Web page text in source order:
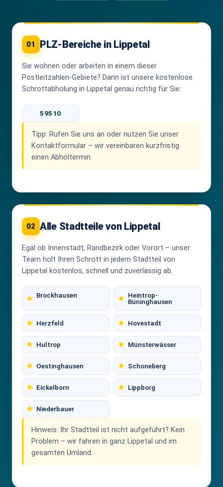
01 PLZ-Bereiche in Lippetal
Sie wohnen oder arbeiten in einem dieser
Postleitzahlen-Gebiete? Dann ist unsere kostenlose
Schrottabholung in Lippetal genau richtig für Sie:
59510
Tipp: Rufen Sie uns an oder nutzen Sie unser
Kontaktformular – wir vereinbaren kurzfristig
einen Abholtermin.
02 Alle Stadtteile von Lippetal
Egal ob Innenstadt, Randbezirk oder Vorort – unser
Team holt Ihren Schrott in jedem Stadtteil von
Lippetal kostenlos, schnell und zuverlässig ab.
Brockhausen
Heintrop-
Büninghausen
Herzfeld Hovestadt
Hultrop Münsterwässer
Oestinghausen Schoneberg
Eickelborn Lippborg
Niederbauer
Hinweis: Ihr Stadtteil ist nicht aufgeführt? Kein
Problem – wir fahren in ganz Lippetal und im
gesamten Umland.